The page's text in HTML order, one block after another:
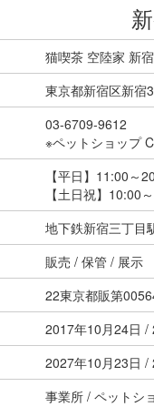
猫喫茶 空陸家 新
東京都新宿区新宿
03-6709-9612
※ペットショップ
【平日】11:00～
【土日祝】10:00
地下鉄新宿三丁目
販売 / 保管 / 展示
22東京都販第
2017年10月24日 /
2027年10月23日 /
事業所 / ペット